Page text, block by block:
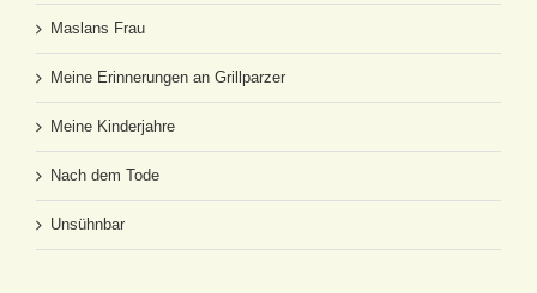
Maslans Frau
Meine Erinnerungen an Grillparzer
Meine Kinderjahre
Nach dem Tode
Unsühnbar